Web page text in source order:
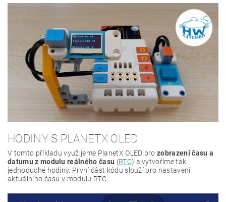
HODINY S PLANETX OLED
V tomto příkladu využijeme PlanetX OLED prozobrazení času a
datumu z modulu reálného času (RTC) a vytvoříme tak
jednoduché hodiny. První část kódu slouží pro nastavení
aktuálního času v modulu RTC.